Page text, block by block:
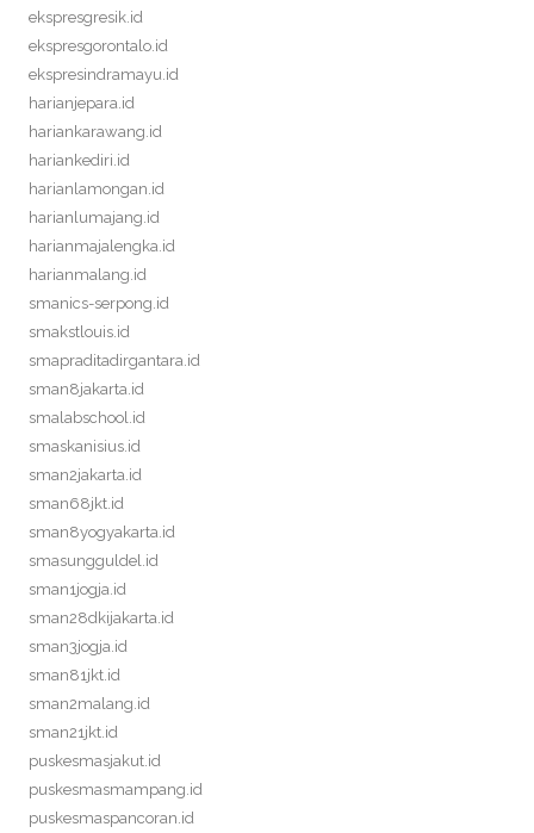
ekspresgresik.id
ekspresgorontalo.id
ekspresindramayu.id
harianjepara.id
hariankarawang.id
hariankediri.id
harianlamongan.id
harianlumajang.id
harianmajalengka.id
harianmalang.id
smanics-serpong.id
smakstlouis.id
smapraditadirgantara.id
sman8jakarta.id
smalabschool.id
smaskanisius.id
sman2jakarta.id
sman68jkt.id
sman8yogyakarta.id
smasungguldel.id
sman1jogja.id
sman28dkijakarta.id
sman3jogja.id
sman81jkt.id
sman2malang.id
sman21jkt.id
puskesmasjakut.id
puskesmasmampang.id
puskesmaspancoran.id